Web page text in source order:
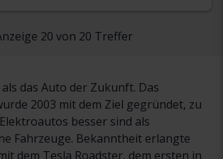
20 von 20 Treffer
das Auto der Zukunft. Das
2003 mit dem Ziel gegründet, zu
besser sind als
Fahrzeuge. Bekanntheit erlangte
dem Tesla Roadster, dem ersten in